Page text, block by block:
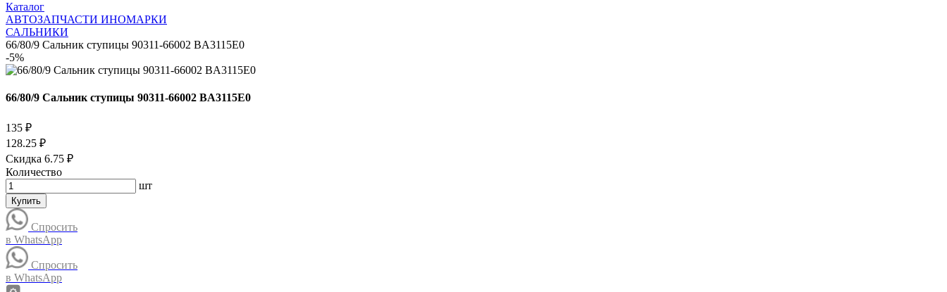
Каталог
АВТОЗАПЧАСТИ ИНОМАРКИ
САЛЬНИКИ
66/80/9 Сальник ступицы 90311-66002 BA3115E0
-5%
66/80/9 Сальник ступицы 90311-66002 BA3115E0
135 ₽
128.25 ₽
Скидка 6.75 ₽
Количество
шт
Купить
Спросить
в WhatsApp
Спросить
в WhatsApp